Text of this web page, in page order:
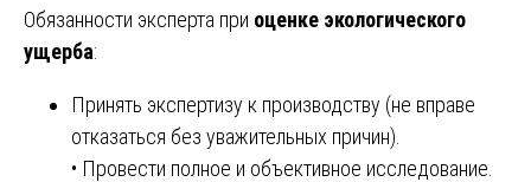
Обязанности эксперта при оценке экологического
ущерба:
Принять экспертизу к производству (не вправе
отказаться без уважительных причин).
• Провести полное и объективное исследование.